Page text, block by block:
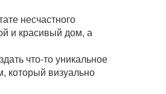
несчастного
и красивый дом, а
что-то уникальное
который визуально